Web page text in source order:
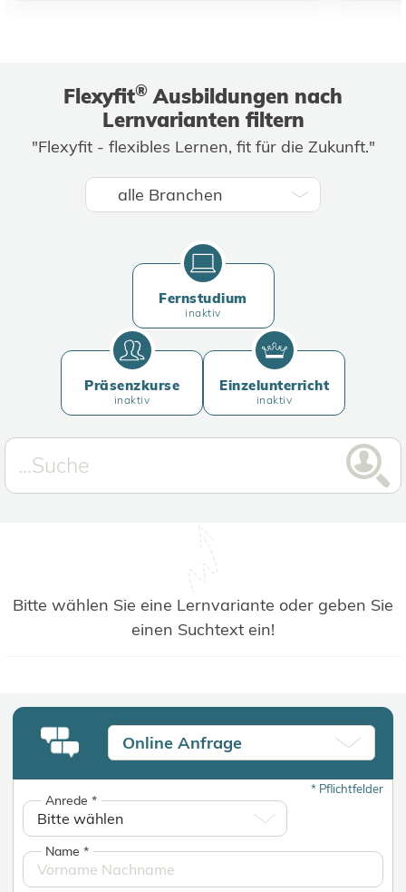
Flexyfit® Ausbildungen nach
Lernvarianten filtern
"Flexyfit - flexibles Lernen, fit für die Zukunft."
Fernstudium
inaktiv
Präsenzkurse
inaktiv
Einzelunterricht
inaktiv
Bitte wählen Sie eine Lernvariante oder geben Sie
einen Suchtext ein!
Online Anfrage
*Pflichtfelder
Anrede*
Name*